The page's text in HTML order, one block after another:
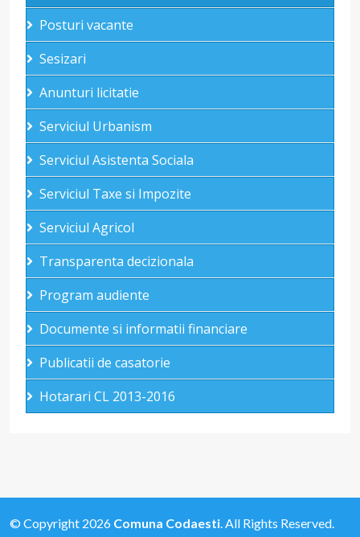
Posturi vacante
Sesizari
Anunturi licitatie
Serviciul Urbanism
Serviciul Asistenta Sociala
Serviciul Taxe si Impozite
Serviciul Agricol
Transparenta decizionala
Program audiente
Documente si informatii financiare
Publicatii de casatorie
Hotarari CL 2013-2016
© Copyright 2026 Comuna Codaesti. All Rights Reserved.